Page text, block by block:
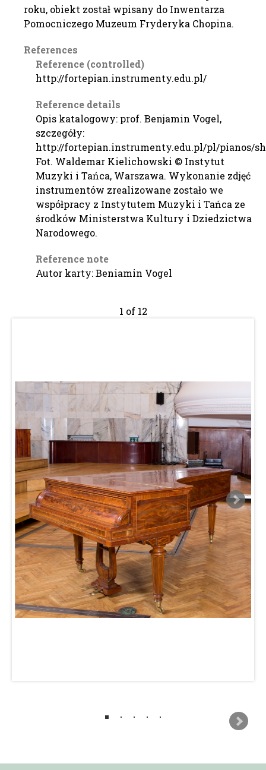
roku, obiekt został wpisany do Inwentarza
Pomocniczego Muzeum Fryderyka Chopina.
References
Reference (controlled)
http://fortepian.instrumenty.edu.pl/
Reference details
Opis katalogowy: prof. Benjamin Vogel,
szczegóły:
http://fortepian.instrumenty.edu.pl/pl/pianos/
Fot. Waldemar Kielichowski © Instytut
Muzyki i Tańca, Warszawa. Wykonanie zdjęć
instrumentów zrealizowane zostało we
współpracy z Instytutem Muzyki i Tańca ze
środków Ministerstwa Kultury i Dziedzictwa
Narodowego.
Reference note
Autor karty: Beniamin Vogel
1 of 12